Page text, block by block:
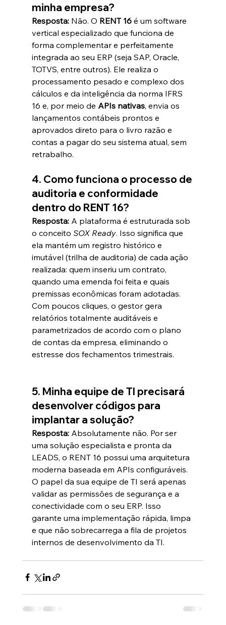
minha empresa?
Resposta: Não. O RENT 16 é um software
vertical especializado que funciona de
forma complementar e perfeitamente
integrada ao seu ERP (seja SAP, Oracle,
TOTVS, entre outros). Ele realiza o
processamento pesado e complexo dos
cálculos e da inteligência da norma IFRS
16 e, por meio de APIs nativas, envia os
lançamentos contábeis prontos e
aprovados direto para o livro razão e
contas a pagar do seu sistema atual, sem
retrabalho.
4. Como funciona o processo de
auditoria e conformidade
dentro do RENT 16?
Resposta: A plataforma é estruturada sob
o conceito SOX Ready. Isso significa que
ela mantém um registro histórico e
imutável (trilha de auditoria) de cada ação
realizada: quem inseriu um contrato,
quando uma emenda foi feita e quais
premissas econômicas foram adotadas.
Com poucos cliques, o gestor gera
relatórios totalmente auditáveis e
parametrizados de acordo com o plano
de contas da empresa, eliminando o
estresse dos fechamentos trimestrais.
5. Minha equipe de TI precisará
desenvolver códigos para
implantar a solução?
Resposta: Absolutamente não. Por ser
uma solução especialista e pronta da
LEADS, o RENT 16 possui uma arquitetura
moderna baseada em APIs configuráveis.
O papel da sua equipe de TI será apenas
validar as permissões de segurança e a
conectividade com o seu ERP. Isso
garante uma implementação rápida, limpa
e que não sobrecarrega a fila de projetos
internos de desenvolvimento da TI.